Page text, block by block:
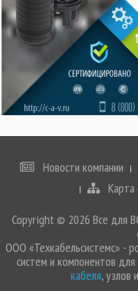
Новости компании
Карта
Copyright © 2026 Все для
ООО «Техкабельсистемс» -
систем и компонентов
кабеля, узлов